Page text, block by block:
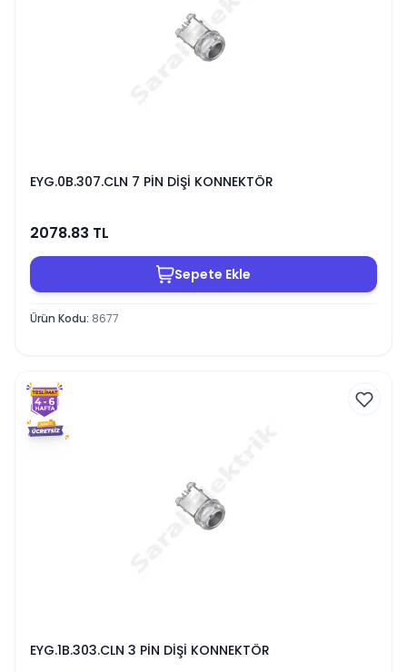
EYG.0B.307.CLN 7 PİN DİŞİ KONNEKTÖR
2078.83 TL
Sepete Ekle
Ürün Kodu: 8677
EYG.1B.303.CLN 3 PİN DİŞİ KONNEKTÖR